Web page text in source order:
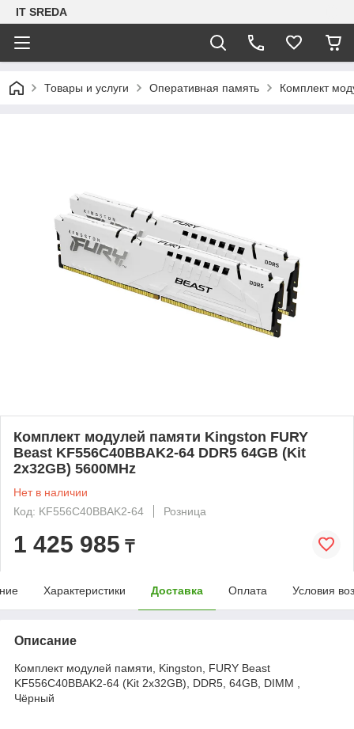
IT SREDA
Товары и услуги Оперативная память Комплект
Комплект модулей памяти Kingston FURY
Beast KF556C40BBAK2-64 DDR5 64GB (Kit
2x32GB) 5600MHz
Нет в наличии
Код: KF556C40BBAK2-64
Розница
1 425 985 ₸
Характеристики Доставка Оплата Условия
Описание
Комплект модулей памяти, Kingston, FURY Beast
KF556C40BBAK2-64 (Kit 2x32GB), DDR5, 64GB, DIMM ,
Чёрный